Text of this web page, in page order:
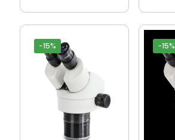
€153,00.
-15% -15%